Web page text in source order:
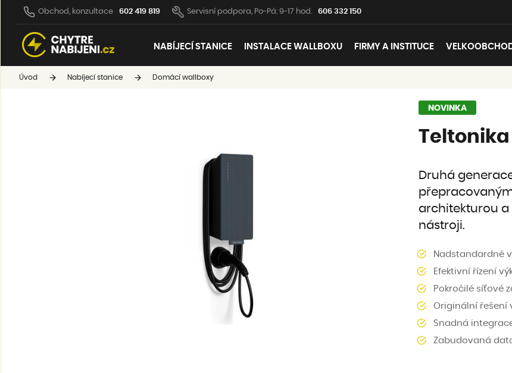
Obchod, konzultace 602 419 819 Servisní podpora, Po-Pá: 9-17 hod. 606 332 150
NABÍJECÍ STANICE INSTALACE WALLBOXU FIRMY A INSTITUCE
Úvod Nabíjecí stanice Domácí wallboxy
NOVINKA
Teltonika
Druhá
architekturou
nástroji.
Nadstandardně
Efektivní řízení
Pokročilé síťové
Originální řešení
Snadná
Zabudovaná